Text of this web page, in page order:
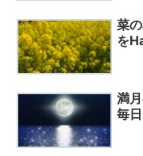
菜
を
満
毎